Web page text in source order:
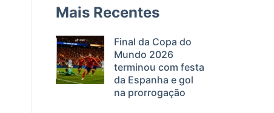
Mais Recentes
Final da Copa do
Mundo 2026
terminou com festa
da Espanha e gol
na prorrogação